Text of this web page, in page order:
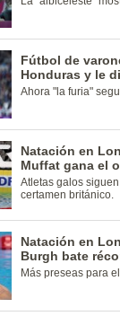
Fútbol de
Honduras y le
Ahora "la furia"
Natación en
Muffat gana el
Atletas galos
certamen británico.
Natación en
Burgh bate
Más preseas para